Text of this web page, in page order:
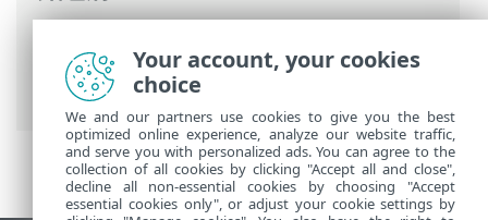
使用 ESET PROTECT On-Prem> ESET
PROTECT On-Prem 主功能表
Your account, your cookies
choice
We and our partners use cookies to give you the best
optimized online experience, analyze our website traffic,
and serve you with personalized ads. You can agree to the
collection of all cookies by clicking "Accept all and close",
decline all non-essential cookies by choosing "Accept
essential cookies only", or adjust your cookie settings by